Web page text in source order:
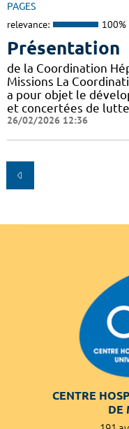
PAGES
relevance: 100%
Présentation
de la Coordination
Missions La
a pour objet le
et concertées de
26/02/2026 12:36
CENTRE
DE